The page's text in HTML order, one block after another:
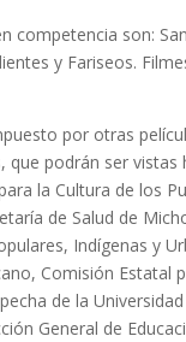
competencia son:
y Fariseos.
por otras
que podrán ser vistas
la Cultura de los
de Salud de
Indígenas y
Comisión Estatal
de la
General de